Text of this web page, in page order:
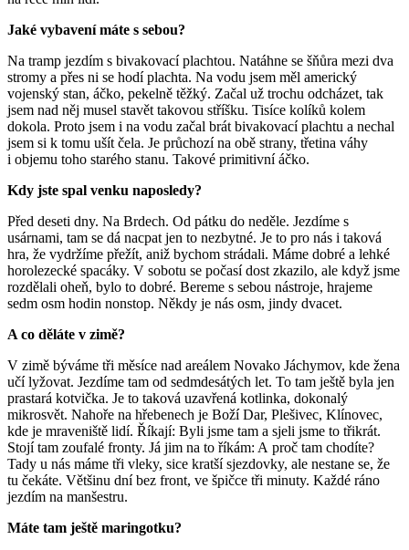
Jaké vybavení máte s sebou?
Na tramp jezdím s bivakovací plachtou. Natáhne se šňůra mezi dva
stromy a přes ni se hodí plachta. Na vodu jsem měl americký
vojenský stan, áčko, pekelně těžký. Začal už trochu odcházet, tak
jsem nad něj musel stavět takovou stříšku. Tisíce kolíků kolem
dokola. Proto jsem i na vodu začal brát bivakovací plachtu a nechal
jsem si k tomu ušít čela. Je průchozí na obě strany, třetina váhy
i objemu toho starého stanu. Takové primitivní áčko.
Kdy jste spal venku naposledy?
Před deseti dny. Na Brdech. Od pátku do neděle. Jezdíme s
usárnami, tam se dá nacpat jen to nezbytné. Je to pro nás i taková
hra, že vydržíme přežít, aniž bychom strádali. Máme dobré a lehké
horolezecké spacáky. V sobotu se počasí dost zkazilo, ale když jsme
rozdělali oheň, bylo to dobré. Bereme s sebou nástroje, hrajeme
sedm osm hodin nonstop. Někdy je nás osm, jindy dvacet.
A co děláte v zimě?
V zimě býváme tři měsíce nad areálem Novako Jáchymov, kde žena
učí lyžovat. Jezdíme tam od sedmdesátých let. To tam ještě byla jen
prastará kotvička. Je to taková uzavřená kotlinka, dokonalý
mikrosvět. Nahoře na hřebenech je Boží Dar, Plešivec, Klínovec,
kde je mraveniště lidí. Říkají: Byli jsme tam a sjeli jsme to třikrát.
Stojí tam zoufalé fronty. Já jim na to říkám: A proč tam chodíte?
Tady u nás máme tři vleky, sice kratší sjezdovky, ale nestane se, že
tu čekáte. Většinu dní bez front, ve špičce tři minuty. Každé ráno
jezdím na manšestru.
Máte tam ještě maringotku?